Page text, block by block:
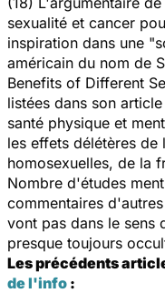
sexualité et cancer
inspiration dans une
américain du nom de
Benefits of Different
listées dans son
santé physique et
les effets délétères
homosexuelles, de la
Nombre d'études
commentaires
vont pas dans le sens
presque toujours
Les précédents
de l'info :